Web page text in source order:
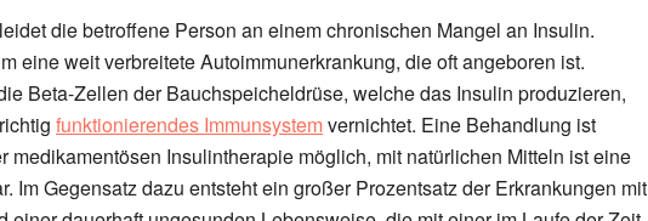
die betroffene Person an einem chronischen Mangel an Insulin.
eine weit verbreitete Autoimmunerkrankung, die oft angeboren ist.
Beta-Zellen der Bauchspeicheldrüse, welche das Insulin produzieren,
funktionierendes Immunsystemvernichtet. Eine Behandlung ist
medikamentösen Insulintherapie möglich, mit natürlichen Mitteln ist eine
Im Gegensatz dazu entsteht ein großer Prozentsatz der Erkrankungen mit